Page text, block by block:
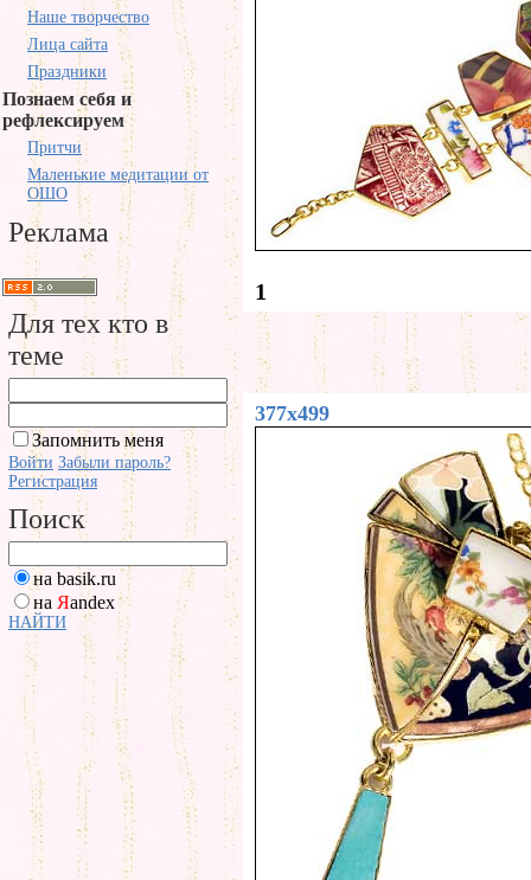
Наше творчество
Лица сайта
Праздники
Познаем себя и
рефлексируем
Притчи
Маленькие медитации от
ОШО
Реклама
Для тех кто в
теме
Запомнить меня
Войти Забыли пароль?
Регистрация
Поиск
на basik.ru
на Яandex
НАЙТИ
1
377x499